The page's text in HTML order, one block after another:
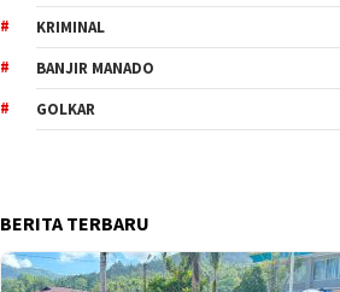
KRIMINAL
BANJIR MANADO
GOLKAR
BERITA TERBARU